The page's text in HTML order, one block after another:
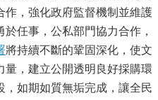
作，強化政府監督機制並維護
任事，公私部門協力合作，
將持續不斷的鞏固深化，使文
，建立公開透明良好採購環
如期如質無垢完成，讓全民